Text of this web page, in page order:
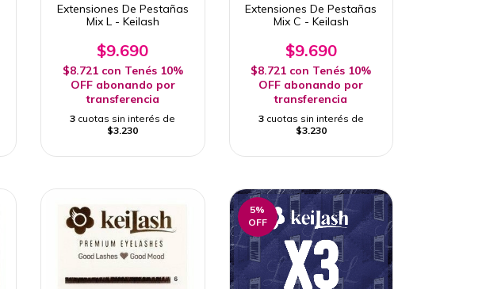
Extensiones De Pestañas
Mix L - Keilash
$9.690
$8.721 con Tenés 10%
OFF abonando por
transferencia
3 cuotas sin interés de
$3.230
Extensiones De Pestañas
Mix C - Keilash
$9.690
$8.721 con Tenés 10%
OFF abonando por
transferencia
3 cuotas sin interés de
$3.230
5%
OFF